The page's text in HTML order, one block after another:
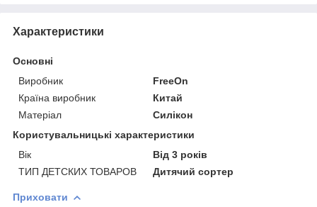
Характеристики
Основні
Виробник
FreeOn
Країна виробник
Китай
Матеріал
Силікон
Користувальницькі характеристики
Вік
Від 3 років
ТИП ДЕТСКИХ ТОВАРОВ
Дитячий сортер
Приховати